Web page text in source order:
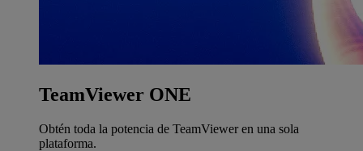
TeamViewer ONE
Obtén toda la potencia de TeamViewer en una sola
plataforma.